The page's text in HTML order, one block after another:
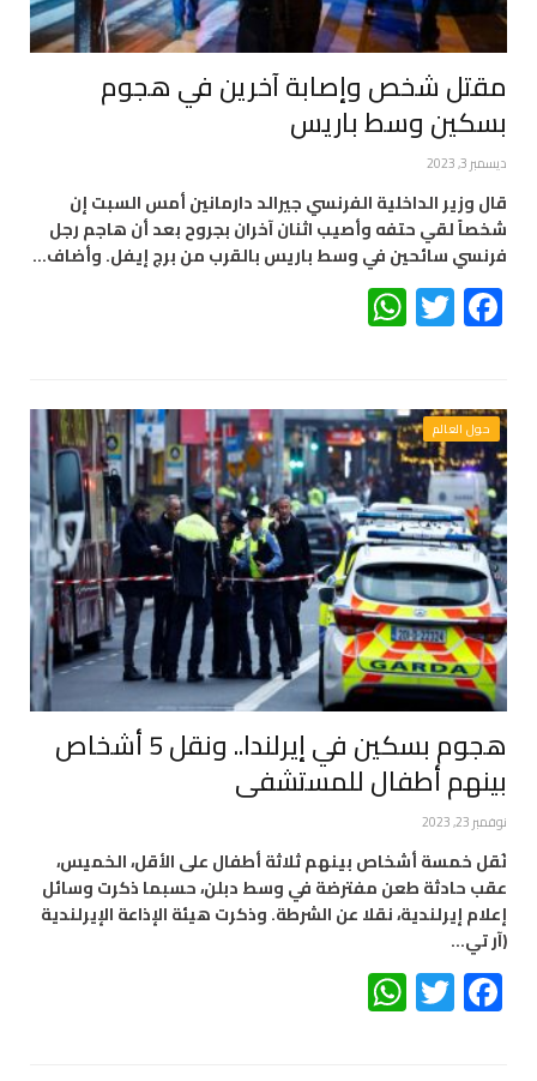
مقتل شخص وإصابة آخرين في هجوم
بسكين وسط باريس
ديسمبر 3, 2023
قال وزير الداخلية الفرنسي جيرالد دارمانين أمس السبت إن
شخصاً لقي حتفه وأصيب اثنان آخران بجروح بعد أن هاجم رجل
فرنسي سائحين في وسط باريس بالقرب من برج إيفل. وأضاف…
Facebook
Twitter
حول العالم
هجوم بسكين في إيرلندا.. ونقل 5 أشخاص
بينهم أطفال للمستشفى
نوفمبر 23, 2023
نُقل خمسة أشخاص بينهم ثلاثة أطفال على الأقل، الخميس،
عقب حادثة طعن مفترضة في وسط دبلن، حسبما ذكرت وسائل
إعلام إيرلندية، نقلا عن الشرطة. وذكرت هيئة الإذاعة الإيرلندية
(آر تي…
Facebook
Twitter